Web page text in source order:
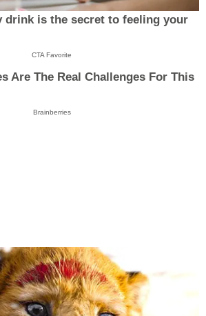
drink is the secret to feeling your
CTA Favorite
Are The Real Challenges For This
Brainberries